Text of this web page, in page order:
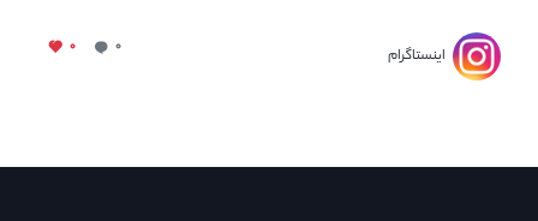
اینستاگرام ۰ ۰